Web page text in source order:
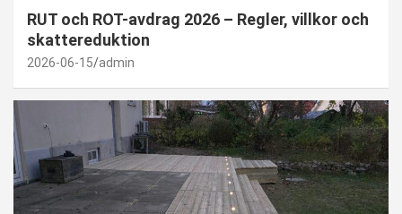
RUT och ROT-avdrag 2026 – Regler, villkor och
skattereduktion
2026-06-15 admin